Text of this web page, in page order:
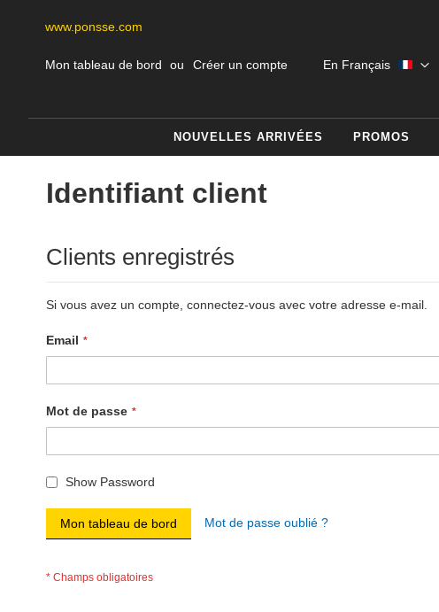
www.ponsse.com
Skip
Mon tableau de bord Créer un compte Langue
En Français
NOUVELLES ARRIVÉES PROMOS
Identifiant client
Clients enregistrés
Si vous avez un compte, connectez-vous avec votre adresse e-mail.
Email
Mot de passe
Show Password
Mon tableau de bord Mot de passe oublié ?